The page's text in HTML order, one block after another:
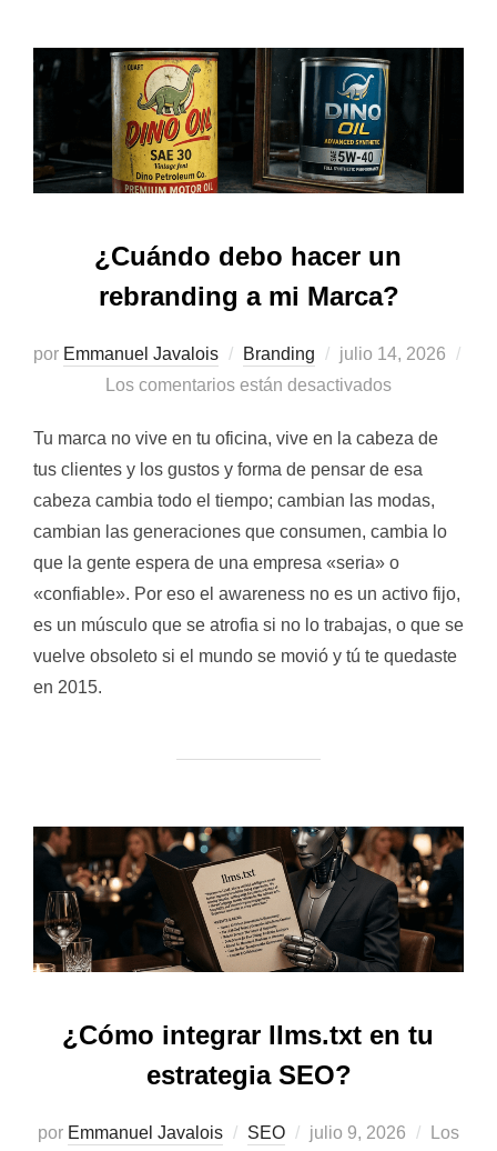
¿Cuándo debo hacer un
rebranding a mi Marca?
por Emmanuel Javalois Branding
Publicado
el
julio 14, 2026
Los comentarios están desactivados
Tu marca no vive en tu oficina, vive en la cabeza de
tus clientes y los gustos y forma de pensar de esa
cabeza cambia todo el tiempo; cambian las modas,
cambian las generaciones que consumen, cambia lo
que la gente espera de una empresa «seria» o
«confiable». Por eso el awareness no es un activo fijo,
es un músculo que se atrofia si no lo trabajas, o que se
vuelve obsoleto si el mundo se movió y tú te quedaste
en 2015.
¿Cómo integrar llms.txt en tu
estrategia SEO?
por Emmanuel Javalois SEO
Publicado
julio 9, 2026
Los